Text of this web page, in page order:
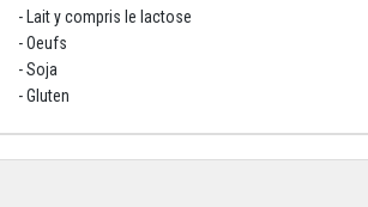
- Lait y compris le lactose
- Oeufs
- Soja
- Gluten